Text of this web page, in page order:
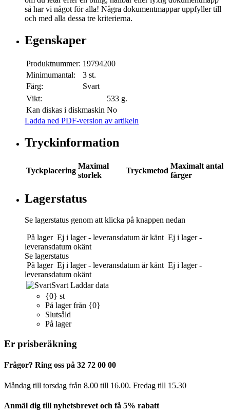
så har vi något för alla! Några dokumentmappar uppfyller till
och med alla dessa tre kriterierna.
Egenskaper
Produktnummer: 19794200
Minimumantal:
3 st.
Färg:
Svart
Vikt:
533 g.
Kan diskas i diskmaskin No
Ladda ned PDF-version av artikeln
Tryckinformation
Tyckplacering
Maximal
storlek
Tryckmetod
Maximalt antal
färger
Lagerstatus
Se lagerstatus genom att klicka på knappen nedan
På lager Ej i lager - leveransdatum är känt Ej i lager -
leveransdatum okänt
Se lagerstatus
På lager Ej i lager - leveransdatum är känt Ej i lager -
leveransdatum okänt
Svart Laddar data
{0} st
På lager från {0}
Slutsåld
På lager
Er prisberäkning
Frågor? Ring oss på 32 72 00 00
Måndag till torsdag från 8.00 till 16.00. Fredag ​​till 15.30
Anmäl dig till nyhetsbrevet och få 5% rabatt